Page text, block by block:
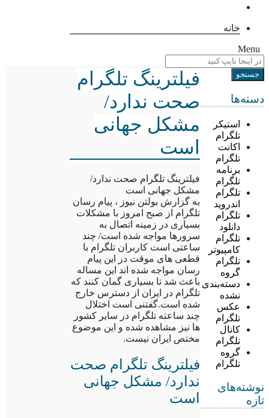
خانه
Menu
دسته‌ها
استیکر
تلگرام
اکانت
تلگرام
برنامه
تلگرام
تلگرام
اندروید
تلگرام
دانلود
تلگرام
کامپیوتر
تلگرام
گروه
دسته‌بندی
نشده
عکس
تلگرام
کانال
تلگرام
گروه
تلگرام
نوشته‌های
تازه
فیلترینگ تلگرام
صحت ندارد/
مشکل جهانی
است
فیلترینگ تلگرام صحت ندارد/
مشکل جهانی است
به گزارش بولتن نیوز ، پیام رسان
تلگرام از صبح امروز با مشکلات
بسیاری در زمینه اتصال به
سرورها مواجه شده است/ چند
ساعتی است کاربران تلگرام با
قطعی های موقت در این پیام
رسان مواجه شده اند این مساله
باعث شد تا بسیاری گمان کنند که
تلگرام در ایران از دسترس خارج
شده است.گفتنی است اختلال
چند ساعته تلگرام در سایر کشور
ها نیز مشاهده شده و این موضوع
مختص ایران نیست.
فیلترینگ تلگرام صحت
ندارد/ مشکل جهانی
است